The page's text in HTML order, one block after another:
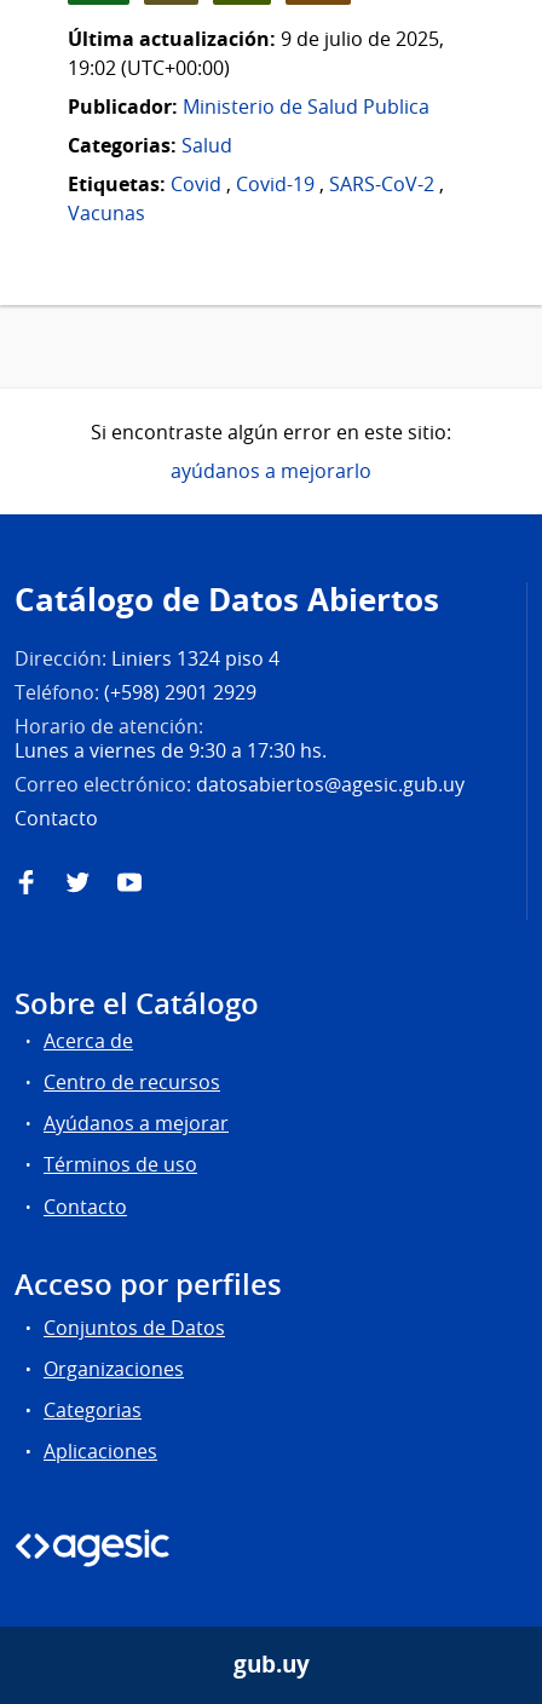
Última actualización: 9 de julio de 2025,
19:02 (UTC+00:00)
Publicador: Ministerio de Salud Publica
Categorias: Salud
Etiquetas: Covid , Covid-19 , SARS-CoV-2 ,
Vacunas
Si encontraste algún error en este sitio:
ayúdanos a mejorarlo
de
página
Catálogo de Datos Abiertos
Dirección: Liniers 1324 piso 4
Teléfono: (+598) 2901 2929
Horario de atención:
Lunes a viernes de 9:30 a 17:30 hs.
Correo electrónico: datosabiertos@agesic.gub.uy
Contacto
FacebookTwitterYouTube
Sobre el Catálogo
Acerca de
Centro de recursos
Ayúdanos a mejorar
Términos de uso
Contacto
Acceso por perfiles
Conjuntos de Datos
Organizaciones
Categorias
Aplicaciones
gub.uy